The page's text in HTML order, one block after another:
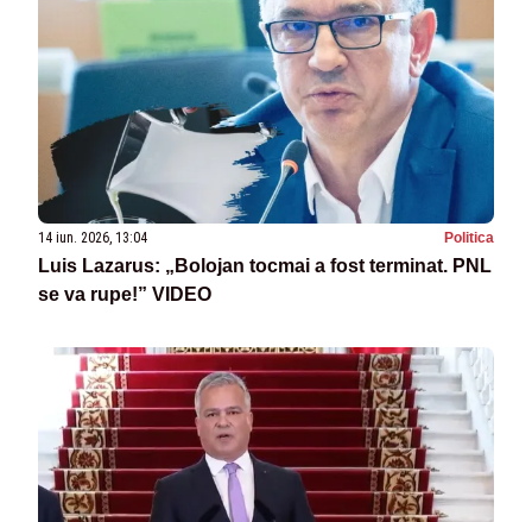
14 iun. 2026, 13:04 Politica
Luis Lazarus: „Bolojan tocmai a fost terminat. PNL
se va rupe!” VIDEO